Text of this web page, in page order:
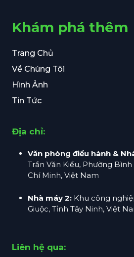
Khám phá thêm
Trang Chủ
Về Chúng Tôi
Hình Ảnh
Tin Tức
Địa chỉ:
Văn phòng điều hành &
Trần Văn Kiểu, Phường Bình
Chí Minh, Việt Nam
Nhà máy 2: Khu công
Giuộc, Tỉnh Tây Ninh, Việt
Liên hệ qua: